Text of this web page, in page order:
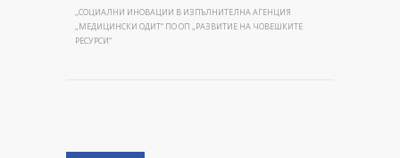
„СОЦИАЛНИ ИНОВАЦИИ В ИЗПЪЛНИТЕЛНА АГЕНЦИЯ
„МЕДИЦИНСКИ ОДИТ“ ПО ОП „РАЗВИТИЕ НА ЧОВЕШКИТЕ
РЕСУРСИ“